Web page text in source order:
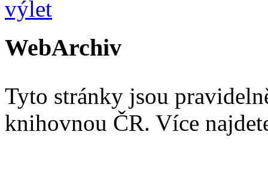
WebArchiv
Tyto stránky jsou
knihovnou ČR. Více